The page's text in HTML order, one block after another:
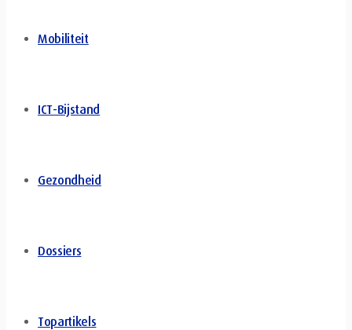
Mobiliteit
ICT-Bijstand
Gezondheid
Dossiers
Topartikels